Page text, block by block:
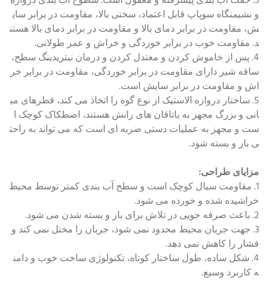
و نشیمنگاه سوپاپ قابل اعتماد، سختی بالا، مقاومت در برابر سای
ش، مقاومت در برابر دمای بالا و مقاومت در برابر دمای بالا هستن
د. مقاومت خوب در برابر خوردگی و خراش و عمر طولانی.
4. پس از خاموش کردن و معتدل کردن و درمان نیتریدینگ سطح،
ساقه شیر دارای مقاومت در برابر خوردگی، مقاومت در برابر خر
اش و مقاومت در برابر سایش است.
5. ساختار دروازه الاستیک از نوع گوه را اتخاذ می کند، قطرهای می
انی و بزرگ مجهز به یاتاقان های رانش هستند، اصطکاک کوچک ا
ست و مجهز به عملیات دستی ضربه ای است که می تواند به راحت
ی باز و بسته شود.
مزایای طراحی:
1. مقاومت سیال کوچک است و سطح آب بندی کمتر توسط محیط
خراشیده شده و خورده می شود.
2. باعث صرفه جویی در تلاش برای باز و بسته شدن می شود.
3. جهت جریان محیط محدود نمی شود، جریان را مختل نمی کند و
فشار را کاهش نمی دهد.
4. شکل ساده، طول ساختار کوتاه، تکنولوژی ساخت خوب و دامن
ه کاربرد وسیع.